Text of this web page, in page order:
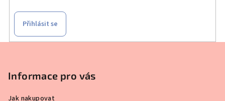
Přihlásit se
Informace pro vás
Jak nakupovat